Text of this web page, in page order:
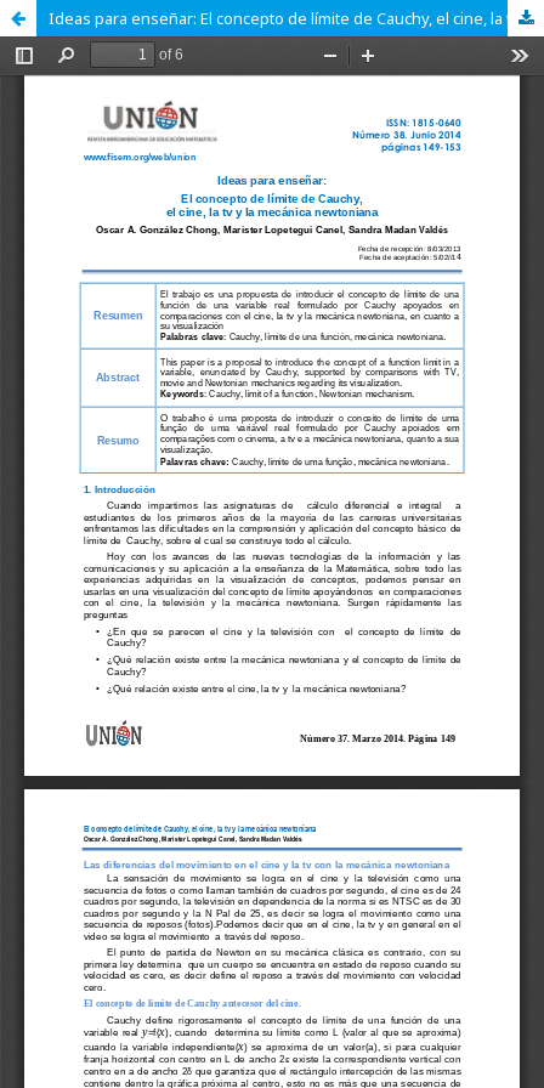
Ideas para enseñar: El concepto de límite de Cauchy, el cine, la tv y la mecánica newtoniana